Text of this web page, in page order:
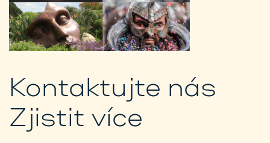
Kontaktujte nás
Zjistit více